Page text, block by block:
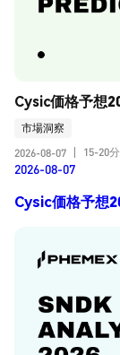
Cysic価格予想
市場洞察
2026-08-07
15-20分
2026-08-07
Cysic価格予想